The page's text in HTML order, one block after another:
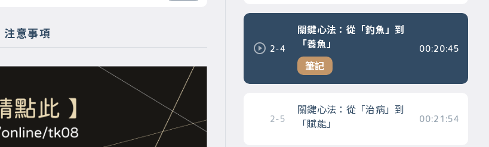
注意事項
2-4
關鍵心法：從「釣魚」到
「養魚」
筆記
00:20:45
2-5
關鍵心法：從「治病」到
「賦能」
00:21:54